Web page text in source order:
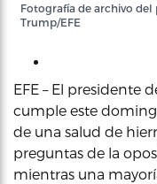
Fotografía de archivo del
Trump/EFE
EFE – El presidente
cumple este
de una salud de
preguntas de la
mientras una